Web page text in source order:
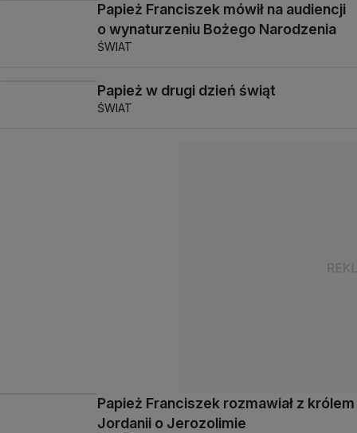
Papież Franciszek mówił na audiencji
o wynaturzeniu Bożego Narodzenia
ŚWIAT
Papież w drugi dzień świąt
ŚWIAT
Papież Franciszek rozmawiał z królem
Jordanii o Jerozolimie